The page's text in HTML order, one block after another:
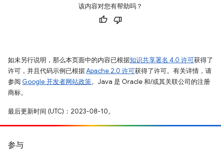
该内容对您有帮助吗？
如未另行说明，那么本页面中的内容已根据知识共享署名 4.0 许可获得了
许可，并且代码示例已根据Apache 2.0 许可获得了许可。有关详情，请
参阅 Google 开发者网站政策。Java 是 Oracle 和/或其关联公司的注册
商标。
最后更新时间 (UTC)：2023-08-10。
参与